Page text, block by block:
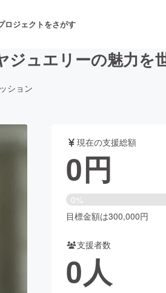
ロジェクトをさがす
舞台・パフォーマンス
ビューティー・ヘルスケア
ュエリーの魅力を
ション
現在の支援総額
0円
0%
目標金額は300,000円
支援者数
0人